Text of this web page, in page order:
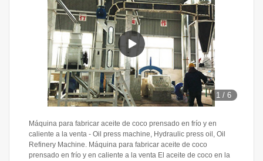
1 /6
Máquina para fabricar aceite de coco prensado en frío y en
caliente a la venta - Oil press machine, Hydraulic press oil, Oil
Refinery Machine. Máquina para fabricar aceite de coco
prensado en frío y en caliente a la venta El aceite de coco en la